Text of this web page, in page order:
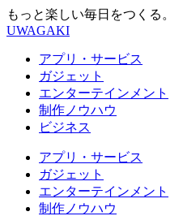
もっと楽しい毎日をつくる。
UWAGAKI
アプリ・サービス
ガジェット
エンターテインメント
制作ノウハウ
ビジネス
アプリ・サービス
ガジェット
エンターテインメント
制作ノウハウ